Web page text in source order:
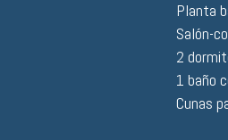
Planta
Salón-
2
1 baño
Cunas